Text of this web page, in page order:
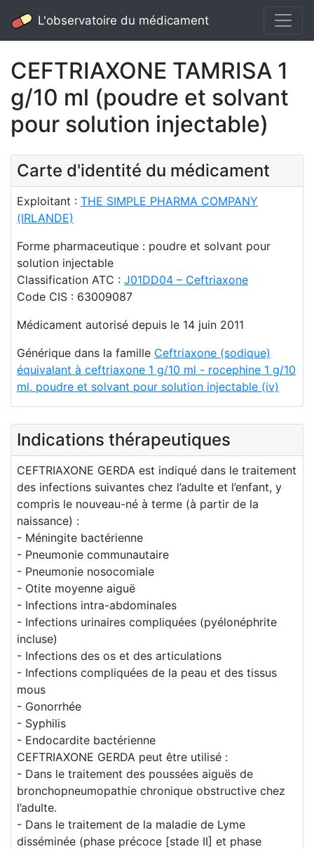
L'observatoire du médicament
CEFTRIAXONE TAMRISA 1
g/10 ml (poudre et solvant
pour solution injectable)
Carte d'identité du médicament
Exploitant : THE SIMPLE PHARMA COMPANY
(IRLANDE)
Forme pharmaceutique : poudre et solvant pour
solution injectable
Classification ATC : J01DD04 – Ceftriaxone
Code CIS : 63009087
Médicament autorisé depuis le 14 juin 2011
Générique dans la famille Ceftriaxone (sodique)
équivalant à ceftriaxone 1 g/10 ml - rocephine 1 g/10
ml, poudre et solvant pour solution injectable (iv)
Indications thérapeutiques
CEFTRIAXONE GERDA est indiqué dans le traitement
des infections suivantes chez l’adulte et l’enfant, y
compris le nouveau-né à terme (à partir de la
naissance) :
- Méningite bactérienne
- Pneumonie communautaire
- Pneumonie nosocomiale
- Otite moyenne aiguë
- Infections intra-abdominales
- Infections urinaires compliquées (pyélonéphrite
incluse)
- Infections des os et des articulations
- Infections compliquées de la peau et des tissus
mous
- Gonorrhée
- Syphilis
- Endocardite bactérienne
CEFTRIAXONE GERDA peut être utilisé :
- Dans le traitement des poussées aiguës de
bronchopneumopathie chronique obstructive chez
l’adulte.
- Dans le traitement de la maladie de Lyme
disséminée (phase précoce [stade II] et phase